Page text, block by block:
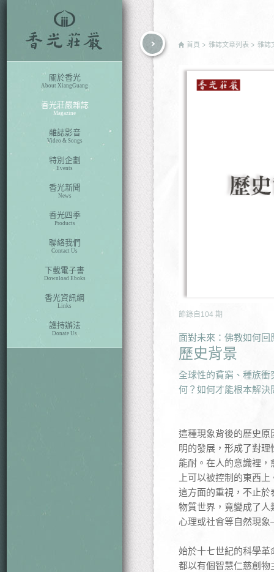
關於香光
About XiangGuang
香光莊嚴雜誌
Magazine
雜誌影音
Video & Songs
特別企劃
Events
香光新聞
News
香光四季
Products
聯絡我們
Contact Us
下載電子書
Download Eboks
香光資訊網
Links
護持辦法
Donate Us
首頁 雜誌文章列表 雜誌
節錄自 104 期
面對未來：佛教如何回
歷史背景
全球性的貧窮、種族
何？如何才能根本解
這種現象背後的歷史
明的發展，形成了對
能耐。在人的意識裡
上可以被控制的東西
這方面的重視，不止
物質世界，竟變成了
心理或社會等自然現
始於十七世紀的科學
都以有個智慧仁慈創